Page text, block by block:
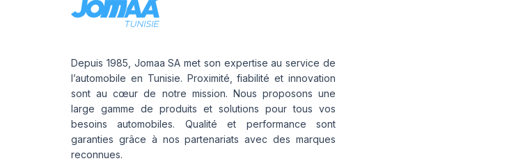
Depuis 1985, Jomaa SA met son expertise au service de
l’automobile en Tunisie. Proximité, fiabilité et innovation
sont au cœur de notre mission. Nous proposons une
large gamme de produits et solutions pour tous vos
besoins automobiles. Qualité et performance sont
garanties grâce à nos partenariats avec des marques
reconnues.